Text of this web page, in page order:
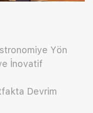
Yön
İnovatif
Devrim